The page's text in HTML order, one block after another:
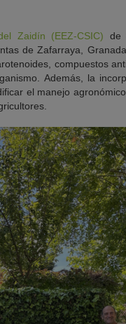
Zaidín (EEZ-CSIC) de
de Zafarraya,
compuestos
Además, la
el manejo